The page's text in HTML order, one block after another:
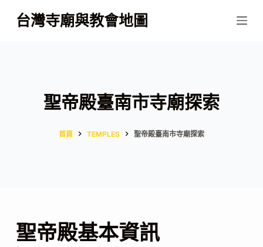
跳
至
台灣寺廟與教會地圖
聖帝殿臺南市寺廟探索
首頁 TEMPLES 聖帝殿臺南市寺廟探索
聖帝殿基本資訊